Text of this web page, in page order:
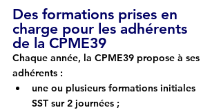
Des formations prises en
charge pour les adhérents
de la CPME39
Chaque année, la CPME39 propose à ses
adhérents :
une ou plusieurs formations initiales
SST sur 2 journées ;